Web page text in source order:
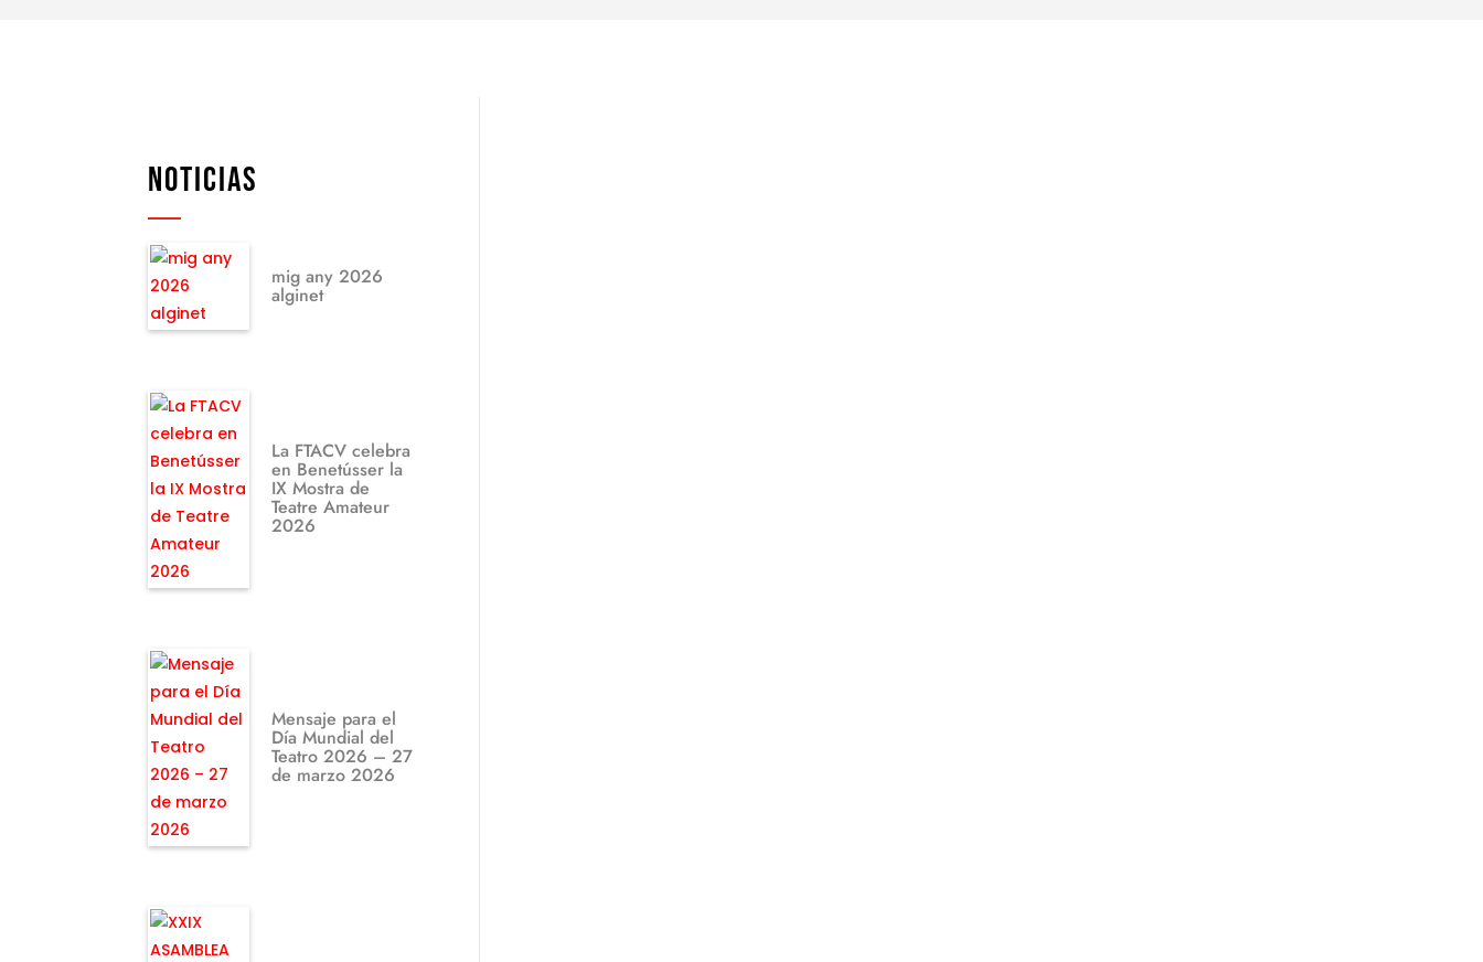
NOTICIAS
mig any 2026
alginet
La FTACV celebra
en Benetússer la
IX Mostra de
Teatre Amateur
2026
Mensaje para el
Día Mundial del
Teatro 2026 – 27
de marzo 2026